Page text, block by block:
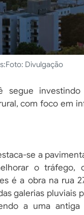
Foto: Divulgação
segue
com foco em
se a
o tráfego,
é a obra na rua
galerias pluviais
a uma